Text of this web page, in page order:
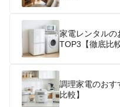
家電レンタルの
TOP3【徹底比較
調理家電のおす
比較】